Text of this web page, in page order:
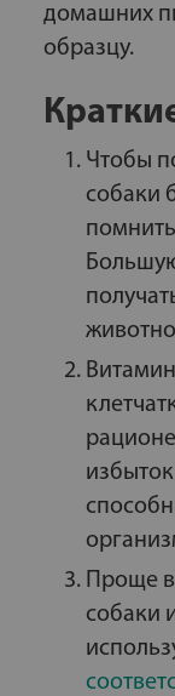
домашних
образцу.
Чтобы
собаки
Проще
собаки